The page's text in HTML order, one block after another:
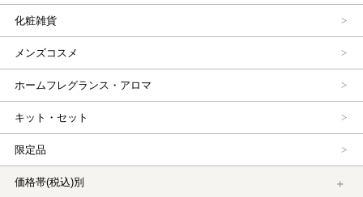
化粧雑貨
メンズコスメ
ホームフレグランス・アロマ
キット・セット
限定品
価格帯(税込)別